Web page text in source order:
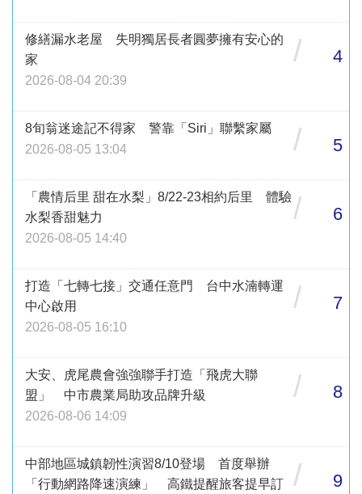
修繕漏水老屋 失明獨居長者圓夢擁有安心的
家
2026-08-04 20:39
/ 4
8旬翁迷途記不得家 警靠「Siri」聯繫家屬
2026-08-05 13:04
/ 5
「農情后里 甜在水梨」8/22-23相約后里 體驗
水梨香甜魅力
2026-08-05 14:40
/ 6
打造「七轉七接」交通任意門 台中水湳轉運
中心啟用
2026-08-05 16:10
/ 7
大安、虎尾農會強強聯手打造「飛虎大聯
盟」 中市農業局助攻品牌升級
2026-08-06 14:09
/ 8
中部地區城鎮韌性演習8/10登場 首度舉辦
「行動網路降速演練」 高鐵提醒旅客提早訂
/ 9